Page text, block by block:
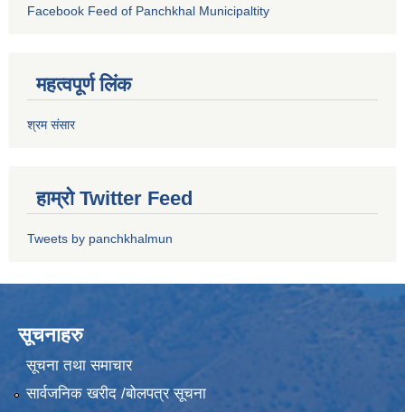
Facebook Feed of Panchkhal Municipaltity
महत्वपूर्ण लिंक
श्रम संसार
हाम्रो Twitter Feed
Tweets by panchkhalmun
सूचनाहरु
सूचना तथा समाचार
सार्वजनिक खरीद /बोलपत्र सूचना